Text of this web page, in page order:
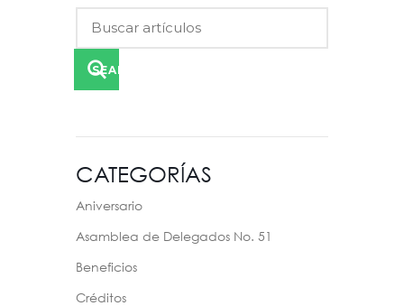
SEARCH
CATEGORÍAS
Aniversario
Asamblea de Delegados No. 51
Beneficios
Créditos